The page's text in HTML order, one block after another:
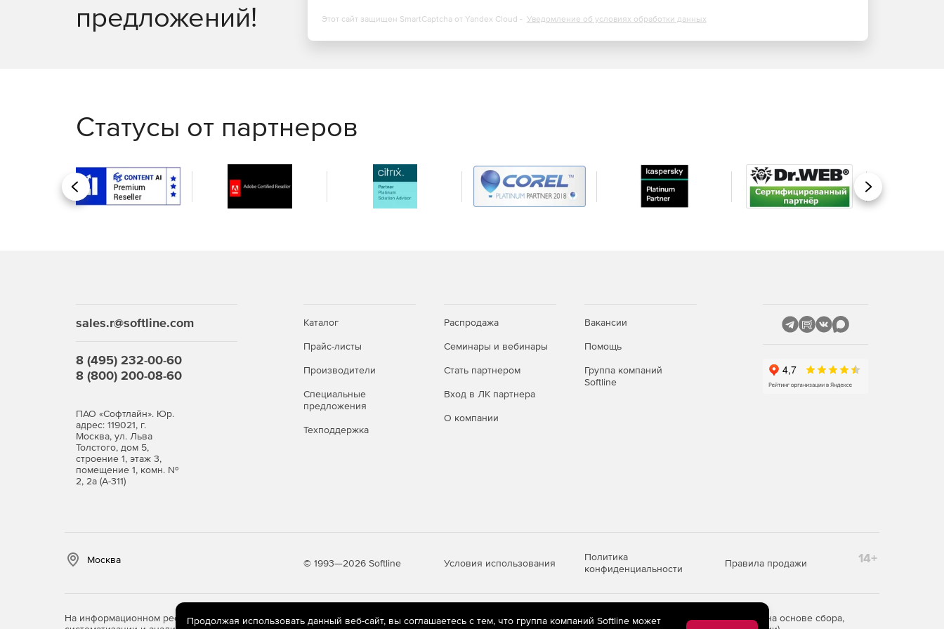
Консоль отчетов EventLog Analyzer интуитивно понятна и предлагает сотни предопределенных отчетов
для аудита, которые можно настраивать, планировать и распространять по мере необходимости.
предложений!
Этот сайт защищен SmartCaptcha от Yandex Cloud - Уведомление об условиях обработки данных
Статусы от партнеров
Назад Вперед
sales.r@softline.com
8 (495) 232-00-60
8 (800) 200-08-60
ПАО «Софтлайн». Юр.
адрес: 119021, г.
Москва, ул. Льва
Толстого, дом 5,
строение 1, этаж 3,
помещение 1, комн. №
2, 2а (А-311)
Каталог
Прайс-листы
Производители
Специальные
предложения
Техподдержка
Распродажа
Семинары и вебинары
Стать партнером
Вход в ЛК партнера
О компании
Вакансии
Помощь
Группа компаний
Softline
Москва © 1993—2026 Softline Условия использования
Политика
конфиденциальности
Правила продажи 14+
На информационном ресурсе store.softline.ru применяютсярекомендательные технологии(информационные технологии предоставления информации на основе сбора,
Продолжая использовать данный веб-сайт, вы соглашаетесь с тем, что группа компаний Softline может